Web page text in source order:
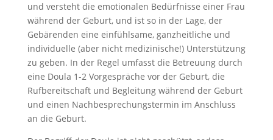
und versteht die emotionalen Bedürfnisse einer Frau
während der Geburt, und ist so in der Lage, der
Gebärenden eine einfühlsame, ganzheitliche und
individuelle (aber nicht medizinische!) Unterstützung
zu geben. In der Regel umfasst die Betreuung durch
eine Doula 1-2 Vorgespräche vor der Geburt, die
Rufbereitschaft und Begleitung während der Geburt
und einen Nachbesprechungstermin im Anschluss
an die Geburt.